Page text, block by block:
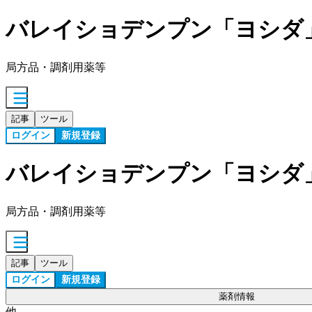
バレイショデンプン「ヨシダ
局方品・調剤用薬等
記事 ツール
ログイン 新規登録
バレイショデンプン「ヨシダ
局方品・調剤用薬等
記事 ツール
ログイン 新規登録
薬剤情報